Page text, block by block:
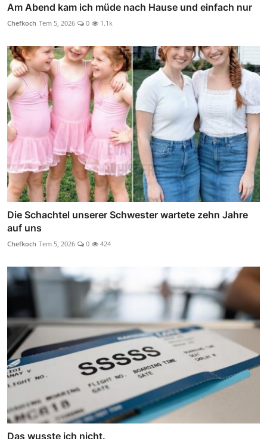
Am Abend kam ich müde nach Hause und einfach nur
Chefkoch Tem 5, 2026 0 1.1k
Die Schachtel unserer Schwester wartete zehn Jahre
auf uns
Chefkoch Tem 5, 2026 0 424
Das wusste ich nicht.